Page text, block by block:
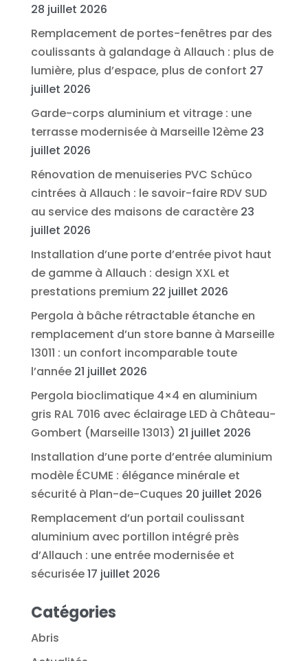
28 juillet 2026
Remplacement de portes-fenêtres par des
coulissants à galandage à Allauch : plus de
lumière, plus d’espace, plus de confort 27
juillet 2026
Garde-corps aluminium et vitrage : une
terrasse modernisée à Marseille 12ème 23
juillet 2026
Rénovation de menuiseries PVC Schüco
cintrées à Allauch : le savoir-faire RDV SUD
au service des maisons de caractère 23
juillet 2026
Installation d’une porte d’entrée pivot haut
de gamme à Allauch : design XXL et
prestations premium 22 juillet 2026
Pergola à bâche rétractable étanche en
remplacement d’un store banne à Marseille
13011 : un confort incomparable toute
l’année 21 juillet 2026
Pergola bioclimatique 4×4 en aluminium
gris RAL 7016 avec éclairage LED à Château-
Gombert (Marseille 13013) 21 juillet 2026
Installation d’une porte d’entrée aluminium
modèle ÉCUME : élégance minérale et
sécurité à Plan-de-Cuques 20 juillet 2026
Remplacement d’un portail coulissant
aluminium avec portillon intégré près
d’Allauch : une entrée modernisée et
sécurisée17 juillet 2026
Catégories
Abris